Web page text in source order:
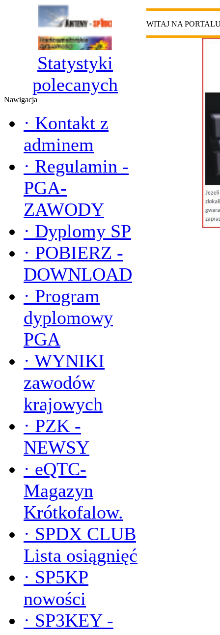
Statystyki
polecanych
Nawigacja
· Kontakt z
adminem
· Regulamin -
PGA-
ZAWODY
· Dyplomy SP
· POBIERZ -
DOWNLOAD
· Program
dyplomowy
PGA
· WYNIKI
zawodów
krajowych
· PZK -
NEWSY
· eQTC-
Magazyn
Krótkofalow.
· SPDX CLUB
Lista osiągnięć
· SP5KP
nowości
· SP3KEY -
WITAJ NA